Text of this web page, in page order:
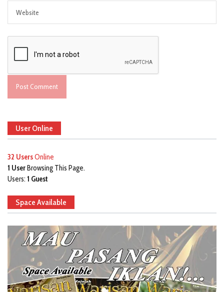
User Online
32 UsersOnline
1 User Browsing This Page.
Users: 1 Guest
Space Available